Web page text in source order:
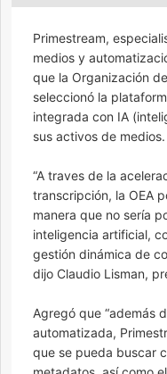
Primestream,
medios y
que la Organización
seleccionó la
integrada con IA
sus activos de medios.
“A traves de la
transcripción, la OEA
manera que no sería
inteligencia artificial,
gestión dinámica de
dijo Claudio Lisman,
Agregó que “además
automatizada,
que se pueda buscar